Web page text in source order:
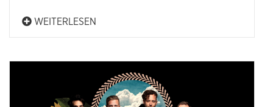
WEITERLESEN